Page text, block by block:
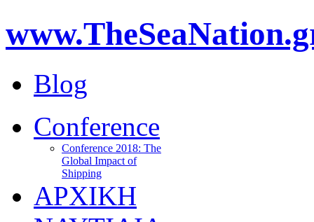
Blog
Conference
Conference 2018: The
Global Impact of
Shipping
ΑΡΧΙΚΗ